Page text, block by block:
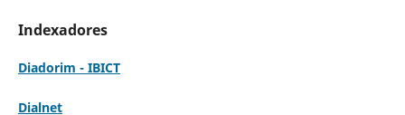
Indexadores
Diadorim - IBICT
Dialnet